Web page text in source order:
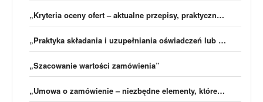
„Kryteria oceny ofert – aktualne przepisy, praktyczne porady”
„Praktyka składania i uzupełniania oświadczeń lub dokumentów po nowelizacji Pzp”
„Szacowanie wartości zamówienia”
„Umowa o zamówienie – niezbędne elementy, które pozwolą na bezpieczną współpracę zamawiającego i wykonawcy”